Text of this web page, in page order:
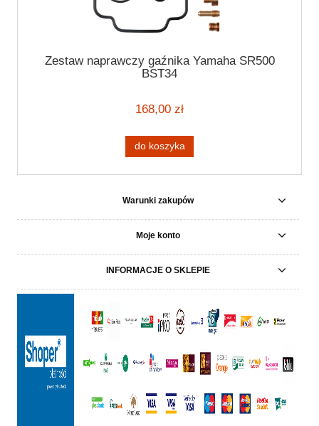
Zestaw naprawczy gaźnika Yamaha SR500
BST34
168,00 zł
do koszyka
Warunki zakupów
Moje konto
INFORMACJE O SKLEPIE